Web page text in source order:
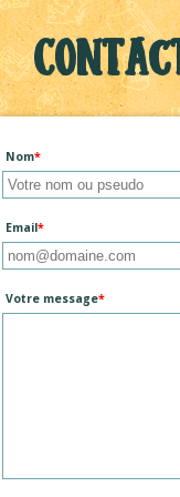
Nom
Email
Votre message